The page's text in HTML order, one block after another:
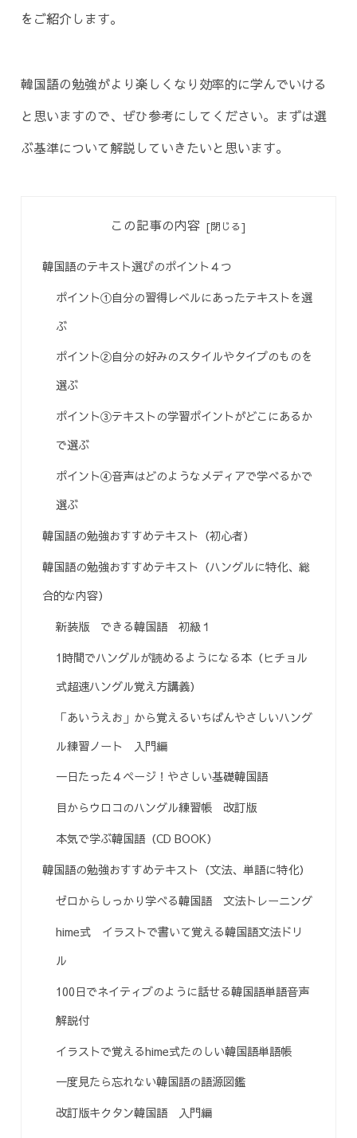
をご紹介します。
韓国語の勉強がより楽しくなり効率的に学んでいける
と思いますので、ぜひ参考にしてください。まずは選
ぶ基準について解説していきたいと思います。
この記事の内容
韓国語のテキスト選びのポイント４つ
ポイント①自分の習得レベルにあったテキストを選
ぶ
ポイント②自分の好みのスタイルやタイプのものを
選ぶ
ポイント③テキストの学習ポイントがどこにあるか
で選ぶ
ポイント④音声はどのようなメディアで学べるかで
選ぶ
韓国語の勉強おすすめテキスト（初心者）
韓国語の勉強おすすめテキスト（ハングルに特化、総
合的な内容）
新装版 できる韓国語 初級１
1時間でハングルが読めるようになる本（ヒチョル
式超速ハングル覚え方講義）
「あいうえお」から覚えるいちばんやさしいハング
ル練習ノート 入門編
一日たった４ページ！やさしい基礎韓国語
目からウロコのハングル練習帳 改訂版
本気で学ぶ韓国語（CD BOOK）
韓国語の勉強おすすめテキスト（文法、単語に特化）
ゼロからしっかり学べる韓国語 文法トレーニング
hime式 イラストで書いて覚える韓国語文法ドリ
ル
100日でネイティブのように話せる韓国語単語音声
解説付
イラストで覚えるhime式たのしい韓国語単語帳
一度見たら忘れない韓国語の語源図鑑
改訂版キクタン韓国語 入門編